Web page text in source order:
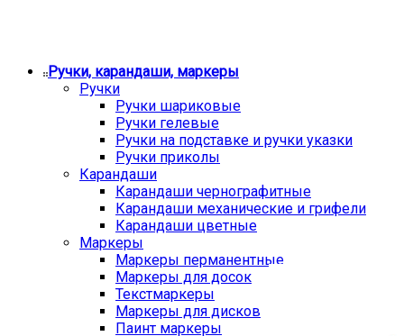
Ручки, карандаши, маркеры
Ручки
Ручки шариковые
Ручки гелевые
Ручки на подставке и ручки указки
Ручки приколы
Карандаши
Карандаши чернографитные
Карандаши механические и грифели
Карандаши цветные
Маркеры
Маркеры перманентные
Маркеры для досок
Текстмаркеры
Маркеры для дисков
Паинт маркеры